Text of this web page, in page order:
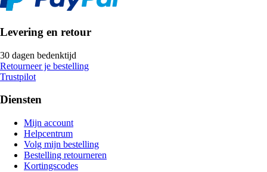
Levering en retour
30 dagen bedenktijd
Retourneer je bestelling
Trustpilot
Diensten
Mijn account
Helpcentrum
Volg mijn bestelling
Bestelling retourneren
Kortingscodes